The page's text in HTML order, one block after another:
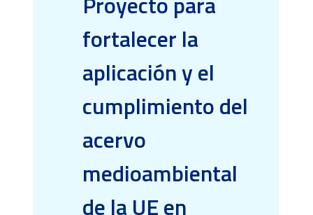
fortalecer la
aplicación y el
cumplimiento del
acervo
medioambiental
de la UE en